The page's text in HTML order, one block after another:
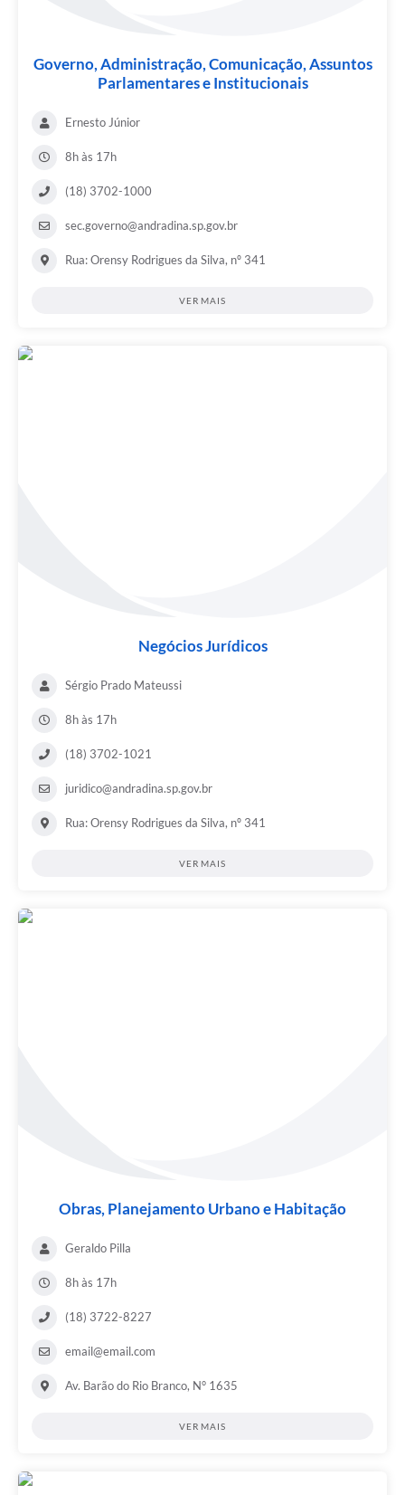
Governo, Administração, Comunicação, Assuntos
Parlamentares e Institucionais
Ernesto Júnior
8h às 17h
(18) 3702-1000
sec.governo@andradina.sp.gov.br
Rua: Orensy Rodrigues da Silva, nº 341
VER MAIS
Negócios Jurídicos
Sérgio Prado Mateussi
8h às 17h
(18) 3702-1021
juridico@andradina.sp.gov.br
Rua: Orensy Rodrigues da Silva, nº 341
VER MAIS
Obras, Planejamento Urbano e Habitação
Geraldo Pilla
8h às 17h
(18) 3722-8227
email@email.com
Av. Barão do Rio Branco, N° 1635
VER MAIS